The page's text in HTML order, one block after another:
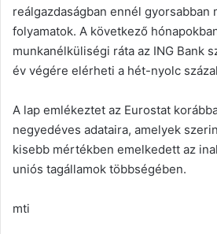
reálgazdaságban ennél gyorsabban
folyamatok. A következő
munkanélküliségi ráta az ING Bank
év végére elérheti a hét-nyolc
A lap emlékeztet az Eurostat
negyedéves adataira, amelyek
kisebb mértékben emelkedett az
uniós tagállamok többségében.
mti